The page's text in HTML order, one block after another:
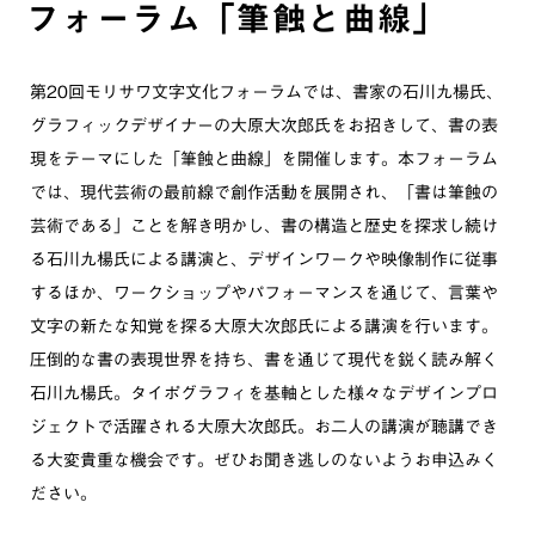
フォーラム「筆蝕と曲線」
第20回モリサワ文字文化フォーラムでは、書家の石川九楊氏、
グラフィックデザイナーの大原大次郎氏をお招きして、書の表
現をテーマにした「筆蝕と曲線」を開催します。本フォーラム
では、現代芸術の最前線で創作活動を展開され、「書は筆蝕の
芸術である」ことを解き明かし、書の構造と歴史を探求し続け
る石川九楊氏による講演と、デザインワークや映像制作に従事
するほか、ワークショップやパフォーマンスを通じて、言葉や
文字の新たな知覚を探る大原大次郎氏による講演を行います。
圧倒的な書の表現世界を持ち、書を通じて現代を鋭く読み解く
石川九楊氏。タイポグラフィを基軸とした様々なデザインプロ
ジェクトで活躍される大原大次郎氏。お二人の講演が聴講でき
る大変貴重な機会です。ぜひお聞き逃しのないようお申込みく
ださい。